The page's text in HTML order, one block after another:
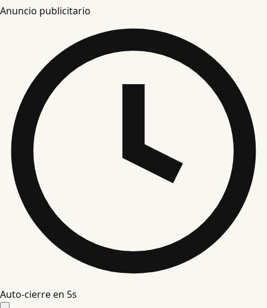
Anuncio publicitario
Auto-cierre en 4s